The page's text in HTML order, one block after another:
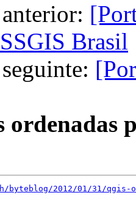
Brasil
ordenadas
byteblog/2012/01/31/